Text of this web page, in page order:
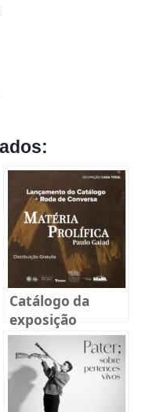
Catálogo da
exposição
Matéria Prolífica
será lançado em
Florianópolis